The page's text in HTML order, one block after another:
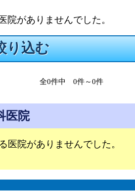
院がありませんでした。
り込む
全0件中 0件～0件
医院
医院がありませんでした。